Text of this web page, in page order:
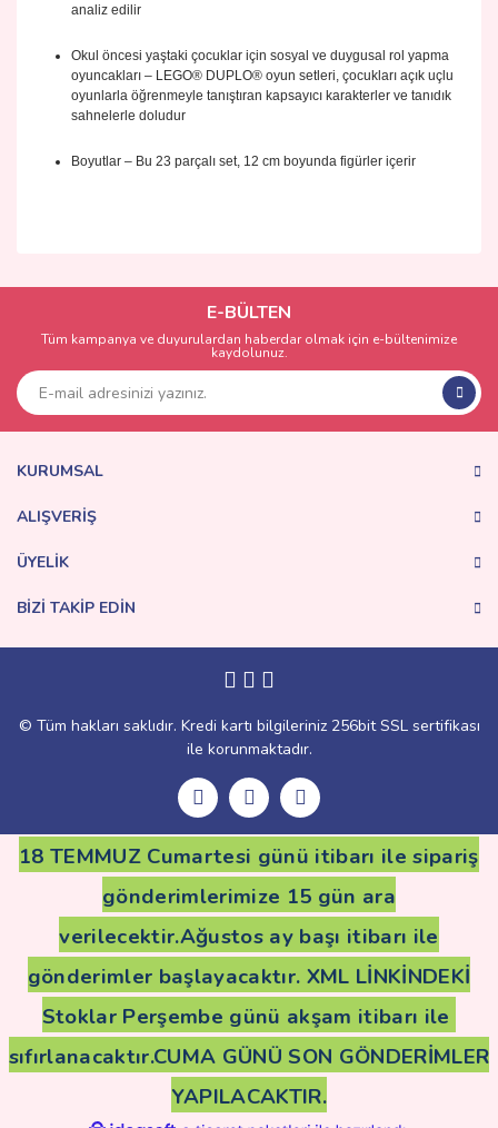
analiz edilir
Okul öncesi yaştaki çocuklar için sosyal ve duygusal rol yapma
oyuncakları – LEGO® DUPLO® oyun setleri, çocukları açık uçlu
oyunlarla öğrenmeyle tanıştıran kapsayıcı karakterler ve tanıdık
sahnelerle doludur
Boyutlar – Bu 23 parçalı set, 12 cm boyunda figürler içerir
Yorum Yaz
kullanarak tarafımıza iletebilirsiniz.
Görüş ve önerileriniz için teşekkür ederiz.
Ürün açıklamasında eksik bilgiler bulunuyor.
Ürün bilgilerinde hatalar bulunuyor.
E-BÜLTEN
Tüm kampanya ve duyurulardan haberdar olmak için e-bültenimize
kaydolunuz.
KURUMSAL
ALIŞVERİŞ
ÜYELİK
BİZİ TAKİP EDİN
© Tüm hakları saklıdır. Kredi kartı bilgileriniz 256bit SSL sertifikası
ile korunmaktadır.
18 TEMMUZ Cumartesi günü itibarı ile sipariş
gönderimlerimize 15 gün ara
verilecektir.Ağustos ay başı itibarı ile
gönderimler başlayacaktır. XML LİNKİNDEKİ
Stoklar Perşembe günü akşam itibarı ile
sıfırlanacaktır.CUMA GÜNÜ SON GÖNDERİMLER
YAPILACAKTIR.